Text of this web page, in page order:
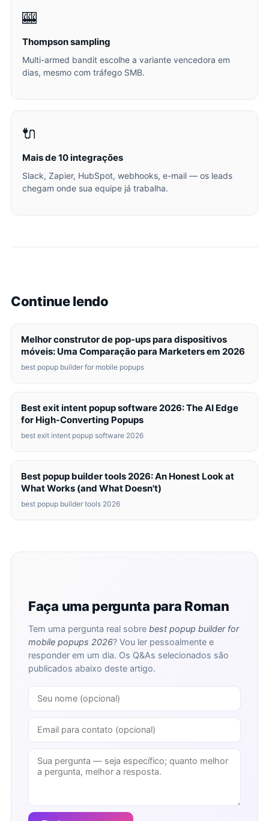
🎰
Thompson sampling
Multi-armed bandit escolhe a variante vencedora em
dias, mesmo com tráfego SMB.
🔌
Mais de 10 integrações
Slack, Zapier, HubSpot, webhooks, e-mail — os leads
chegam onde sua equipe já trabalha.
Continue lendo
Melhor construtor de pop-ups para dispositivos
móveis: Uma Comparação para Marketers em 2026
best popup builder for mobile popups
Best exit intent popup software 2026: The AI Edge
for High-Converting Popups
best exit intent popup software 2026
Best popup builder tools 2026: An Honest Look at
What Works (and What Doesn't)
best popup builder tools 2026
Faça uma pergunta para Roman
Tem uma pergunta real sobre best popup builder for
mobile popups 2026? Vou ler pessoalmente e
responder em um dia. Os Q&As selecionados são
publicados abaixo deste artigo.